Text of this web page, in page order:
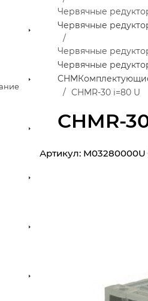
CHMR-
Червячные
Червячные
Червячные
Червячные
CHM
CHMR-30 i=80 U
Артикул: M03280000U